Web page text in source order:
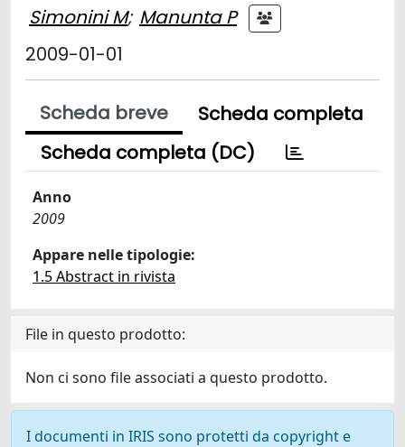
Simonini M; Manunta P
2009-01-01
Scheda breve
Scheda completa
Scheda completa (DC)
Anno
2009
Appare nelle tipologie:
1.5 Abstract in rivista
File in questo prodotto:
Non ci sono file associati a questo prodotto.
I documenti in IRIS sono protetti da copyright e